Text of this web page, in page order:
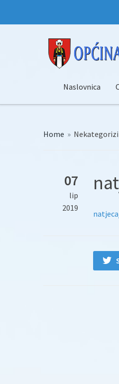
Naslovnica
Home »
07
lip
2019